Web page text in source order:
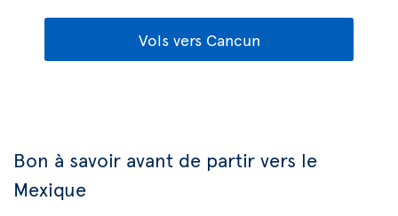
Vols vers Cancun
Bon à savoir avant de partir vers le
Mexique